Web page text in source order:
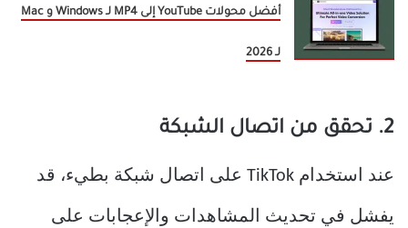
أفضل محولات YouTube إلى MP4 لـ Windows و Mac
لـ 2026
2. تحقق من اتصال الشبكة
عند استخدام TikTok على اتصال شبكة بطيء، قد
يفشل في تحديث المشاهدات والإعجابات على